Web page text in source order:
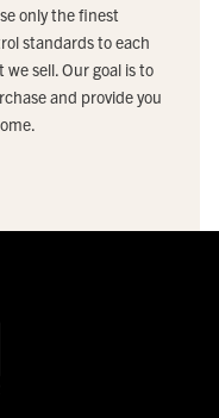
only the finest
standards to each
sell. Our goal is to
and provide you